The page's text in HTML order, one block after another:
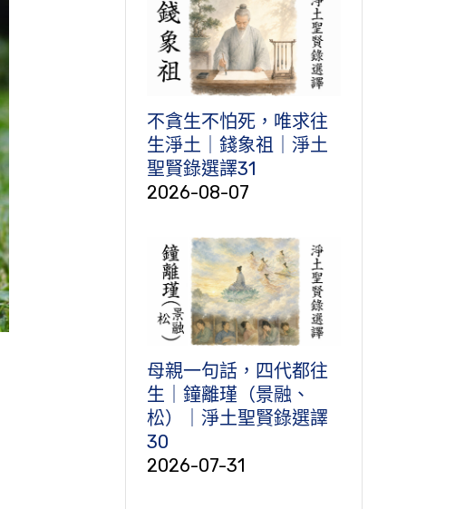
不貪生不怕死，唯求往
生淨土｜錢象祖｜淨土
聖賢錄選譯31
2026-08-07
母親一句話，四代都往
生｜鐘離瑾（景融、
松）｜淨土聖賢錄選譯
30
2026-07-31